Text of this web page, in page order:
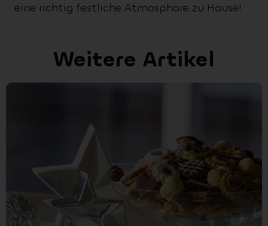
eine richtig festliche Atmosphäre zu Hause!
Weitere Artikel